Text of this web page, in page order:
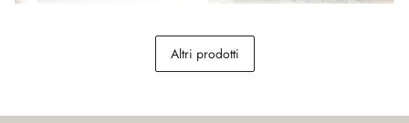
(risparmio 50.02%) 598,00 €
Altri prodotti